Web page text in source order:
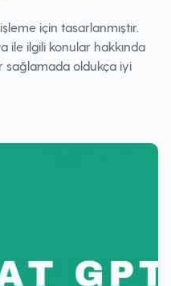
için tasarlanmıştır.
ile ilgili konular hakkında
sağlamada oldukça iyi